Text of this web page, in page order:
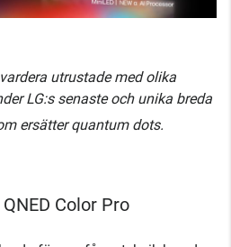
utrustade med olika
LG:s senaste och unika breda
ersätter quantum dots.
Color Pro